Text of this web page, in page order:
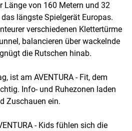
Länge von 160 Metern und 32
längste Spielgerät Europas.
verschiedenen Klettertürme
balancieren über wackelnde
die Rutschen hinab.
ist am AVENTURA - Fit, dem
Info- und Ruhezonen laden
Zuschauen ein.
- Kids fühlen sich die